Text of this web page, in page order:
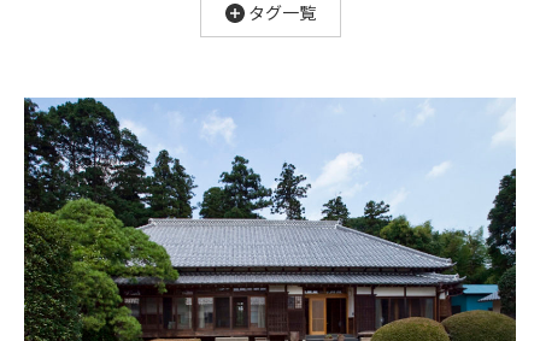
タグ一覧